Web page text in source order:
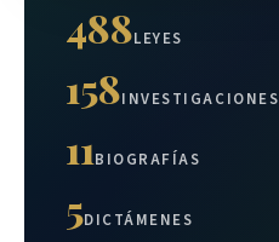
488LEYES
158INVESTIGACIONES
11BIOGRAFÍAS
5DICTÁMENES